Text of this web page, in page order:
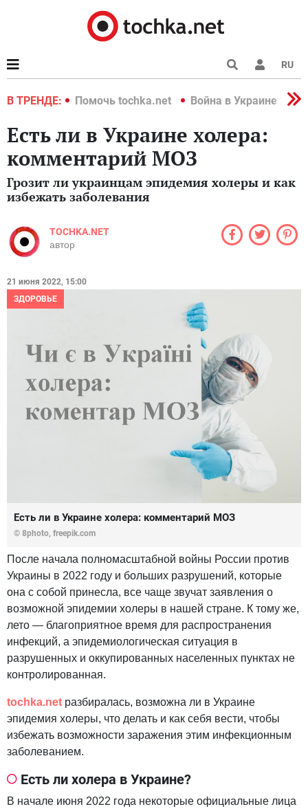
RU
В ТРЕНДЕ:
2022 Помочь tochka.net Война в Украине 2022
Есть ли в Украине холера:
комментарий МОЗ
Грозит ли украинцам эпидемия холеры и как
избежать заболевания
TOCHKA.NET
автор
21 июня 2022, 15:00
ЗДОРОВЬЕ
Есть ли в Украине холера: комментарий МОЗ
© 8photo, freepik.com
После начала полномасштабной войны России против
Украины в 2022 году и больших разрушений, которые
она с собой принесла, все чаще звучат заявления о
возможной эпидемии холеры в нашей стране. К тому же,
лето — благоприятное время для распространения
инфекций, а эпидемиологическая ситуация в
разрушенных и оккупированных населенных пунктах не
контролированная.
tochka.net разбиралась, возможна ли в Украине
эпидемия холеры, что делать и как себя вести, чтобы
избежать возможности заражения этим инфекционным
заболеванием.
Есть ли холера в Украине?
В начале июня 2022 года некоторые официальные лица